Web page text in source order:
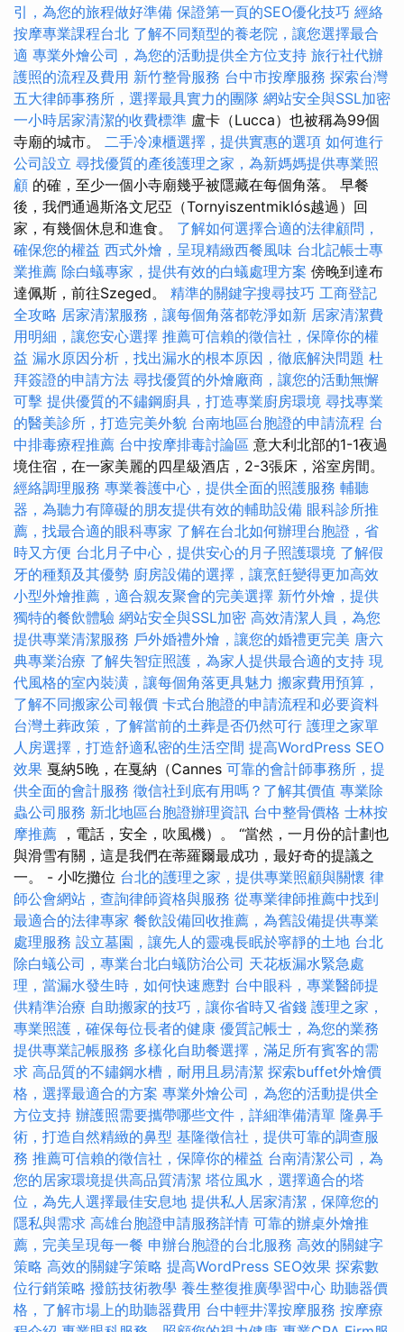
引，為您的旅程做好準備 保證第一頁的SEO優化技巧 經絡
按摩專業課程台北 了解不同類型的養老院，讓您選擇最合
適 專業外燴公司，為您的活動提供全方位支持 旅行社代辦
護照的流程及費用 新竹整骨服務 台中市按摩服務 探索台灣
五大律師事務所，選擇最具實力的團隊 網站安全與SSL加密
一小時居家清潔的收費標準 盧卡（Lucca）也被稱為99個
寺廟的城市。 二手冷凍櫃選擇，提供實惠的選項 如何進行
公司設立 尋找優質的產後護理之家，為新媽媽提供專業照
顧 的確，至少一個小寺廟幾乎被隱藏在每個角落。 早餐
後，我們通過斯洛文尼亞（Tornyiszentmiklós越過）回
家，有幾個休息和進食。 了解如何選擇合適的法律顧問，
確保您的權益 西式外燴，呈現精緻西餐風味 台北記帳士專
業推薦 除白蟻專家，提供有效的白蟻處理方案 傍晚到達布
達佩斯，前往Szeged。 精準的關鍵字搜尋技巧 工商登記
全攻略 居家清潔服務，讓每個角落都乾淨如新 居家清潔費
用明細，讓您安心選擇 推薦可信賴的徵信社，保障你的權
益 漏水原因分析，找出漏水的根本原因，徹底解決問題 杜
拜簽證的申請方法 尋找優質的外燴廠商，讓您的活動無懈
可擊 提供優質的不鏽鋼廚具，打造專業廚房環境 尋找專業
的醫美診所，打造完美外貌 台南地區台胞證的申請流程 台
中排毒療程推薦 台中按摩排毒討論區 意大利北部的1-1夜過
境住宿，在一家美麗的四星級酒店，2-3張床，浴室房間。
經絡調理服務 專業養護中心，提供全面的照護服務 輔聽
器，為聽力有障礙的朋友提供有效的輔助設備 眼科診所推
薦，找最合適的眼科專家 了解在台北如何辦理台胞證，省
時又方便 台北月子中心，提供安心的月子照護環境 了解假
牙的種類及其優勢 廚房設備的選擇，讓烹飪變得更加高效
小型外燴推薦，適合親友聚會的完美選擇 新竹外燴，提供
獨特的餐飲體驗 網站安全與SSL加密 高效清潔人員，為您
提供專業清潔服務 戶外婚禮外燴，讓您的婚禮更完美 唐六
典專業治療 了解失智症照護，為家人提供最合適的支持 現
代風格的室內裝潢，讓每個角落更具魅力 搬家費用預算，
了解不同搬家公司報價 卡式台胞證的申請流程和必要資料
台灣土葬政策，了解當前的土葬是否仍然可行 護理之家單
人房選擇，打造舒適私密的生活空間 提高WordPress SEO
效果 戛納5晚，在戛納（Cannes 可靠的會計師事務所，提
供全面的會計服務 徵信社到底有用嗎？了解其價值 專業除
蟲公司服務 新北地區台胞證辦理資訊 台中整骨價格 士林按
摩推薦 ，電話，安全，吹風機）。 “當然，一月份的計劃也
與滑雪有關，這是我們在蒂羅爾最成功，最好奇的提議之
一。 - 小吃攤位 台北的護理之家，提供專業照顧與關懷 律
師公會網站，查詢律師資格與服務 從專業律師推薦中找到
最適合的法律專家 餐飲設備回收推薦，為舊設備提供專業
處理服務 設立墓園，讓先人的靈魂長眠於寧靜的土地 台北
除白蟻公司，專業台北白蟻防治公司 天花板漏水緊急處
理，當漏水發生時，如何快速應對 台中眼科，專業醫師提
供精準治療 自助搬家的技巧，讓你省時又省錢 護理之家，
專業照護，確保每位長者的健康 優質記帳士，為您的業務
提供專業記帳服務 多樣化自助餐選擇，滿足所有賓客的需
求 高品質的不鏽鋼水槽，耐用且易清潔 探索buffet外燴價
格，選擇最適合的方案 專業外燴公司，為您的活動提供全
方位支持 辦護照需要攜帶哪些文件，詳細準備清單 隆鼻手
術，打造自然精緻的鼻型 基隆徵信社，提供可靠的調查服
務 推薦可信賴的徵信社，保障你的權益 台南清潔公司，為
您的居家環境提供高品質清潔 塔位風水，選擇適合的塔
位，為先人選擇最佳安息地 提供私人居家清潔，保障您的
隱私與需求 高雄台胞證申請服務詳情 可靠的辦桌外燴推
薦，完美呈現每一餐 申辦台胞證的台北服務 高效的關鍵字
策略 高效的關鍵字策略 提高WordPress SEO效果 探索數
位行銷策略 撥筋技術教學 養生整復推廣學習中心 助聽器價
格，了解市場上的助聽器費用 台中輕井澤按摩服務 按摩療